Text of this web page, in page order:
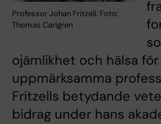
Professor Johan Fritzell. Foto:
Thomas Carlgren
ojämlikhet och hälsa
uppmärksamma
Fritzells betydande
bidrag under hans